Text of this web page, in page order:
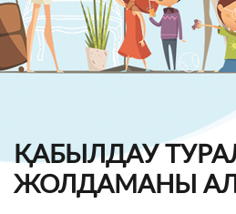
ҚАБЫЛДАУ
ЖОЛДАМАНЫ